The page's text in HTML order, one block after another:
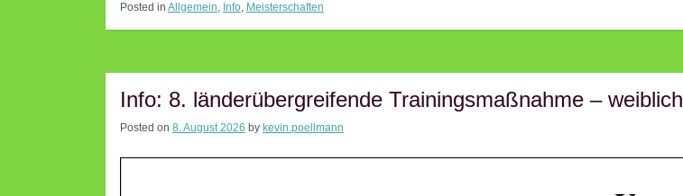
Posted in Allgemein, Info, Meisterschaften
Info: 8. länderübergreifende Trainingsmaßnahme – weiblich
Posted on 8. August 2026 by kevin.poellmann